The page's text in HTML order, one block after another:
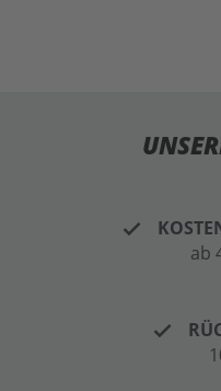
ab